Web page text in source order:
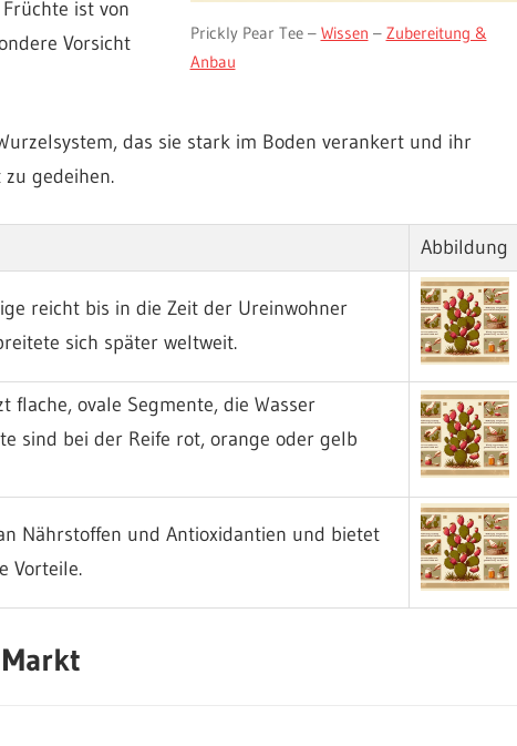
Prickly Pear Tee – Wissen – Zubereitung &
Anbau
ist von
Vorsicht
das sie stark im Boden verankert und ihr
gedeihen.
Abbildung
reicht bis in die Zeit der Ureinwohner
sich später weltweit.
flache, ovale Segmente, die Wasser
sind bei der Reife rot, orange oder gelb
Nährstoffen und Antioxidantien und bietet
Vorteile.